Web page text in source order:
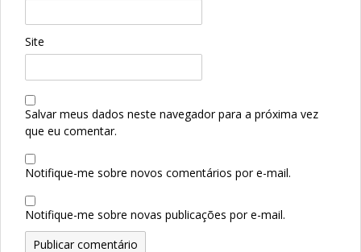
Site
Salvar meus dados neste navegador para a próxima vez
que eu comentar.
Notifique-me sobre novos comentários por e-mail.
Notifique-me sobre novas publicações por e-mail.